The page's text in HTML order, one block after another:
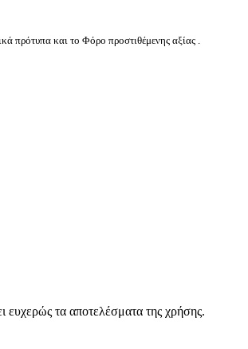
πρότυπα και το Φόρο προστιθέμενης αξίας .
ευχερώς τα αποτελέσματα της χρήσης.